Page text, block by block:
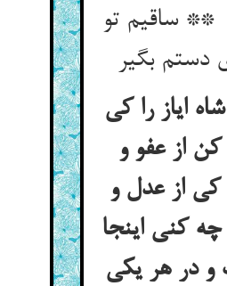
** ساقیم تو
ایاز را کی
کن از عفو و
کی از عدل و
کنی اینجا
و در هر یکی